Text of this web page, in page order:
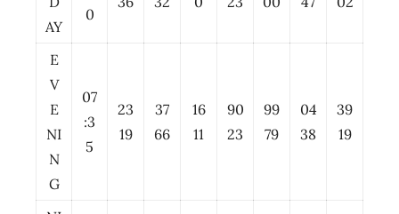
AY
0
E
V
E
NI
N
G
07
:3
5
23
19
37
66
16
11
90
23
99
79
04
38
39
19